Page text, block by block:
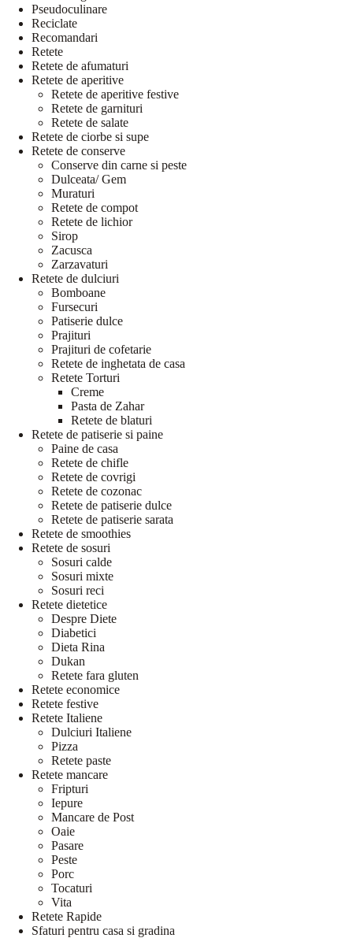
Pseudoculinare
Reciclate
Recomandari
Retete
Retete de afumaturi
Retete de aperitive
Retete de aperitive festive
Retete de garnituri
Retete de salate
Retete de ciorbe si supe
Retete de conserve
Conserve din carne si peste
Dulceata/ Gem
Muraturi
Retete de compot
Retete de lichior
Sirop
Zacusca
Zarzavaturi
Retete de dulciuri
Bomboane
Fursecuri
Patiserie dulce
Prajituri
Prajituri de cofetarie
Retete de inghetata de casa
Retete Torturi
Creme
Pasta de Zahar
Retete de blaturi
Retete de patiserie si paine
Paine de casa
Retete de chifle
Retete de covrigi
Retete de cozonac
Retete de patiserie dulce
Retete de patiserie sarata
Retete de smoothies
Retete de sosuri
Sosuri calde
Sosuri mixte
Sosuri reci
Retete dietetice
Despre Diete
Diabetici
Dieta Rina
Dukan
Retete fara gluten
Retete economice
Retete festive
Retete Italiene
Dulciuri Italiene
Pizza
Retete paste
Retete mancare
Fripturi
Iepure
Mancare de Post
Oaie
Pasare
Peste
Porc
Tocaturi
Vita
Retete Rapide
Sfaturi pentru casa si gradina